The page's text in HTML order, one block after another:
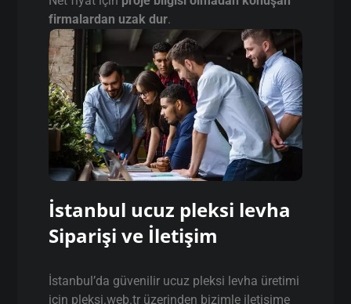
firmalardan uzak dur.
İstanbul ucuz pleksi levha
Siparişi ve İletişim
İstanbul’da güvenilir ucuz pleksi levha üretimi
için pleksi.web.tr üzerinden bizimle iletişime